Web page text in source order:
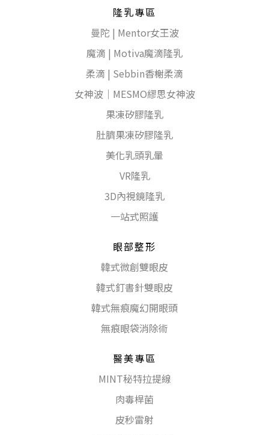
隆乳專區
曼陀 | Mentor女王波
魔滴 | Motiva魔滴隆乳
柔滴 | Sebbin香榭柔滴
女神波｜MESMO繆思女神波
果凍矽膠隆乳
肚臍果凍矽膠隆乳
美化乳頭乳暈
VR隆乳
3D內視鏡隆乳
一站式照護
眼部整形
韓式微創雙眼皮
韓式釘書針雙眼皮
韓式無痕魔幻開眼頭
無痕眼袋消除術
醫美專區
MINT秘特拉提線
肉毒桿菌
皮秒雷射